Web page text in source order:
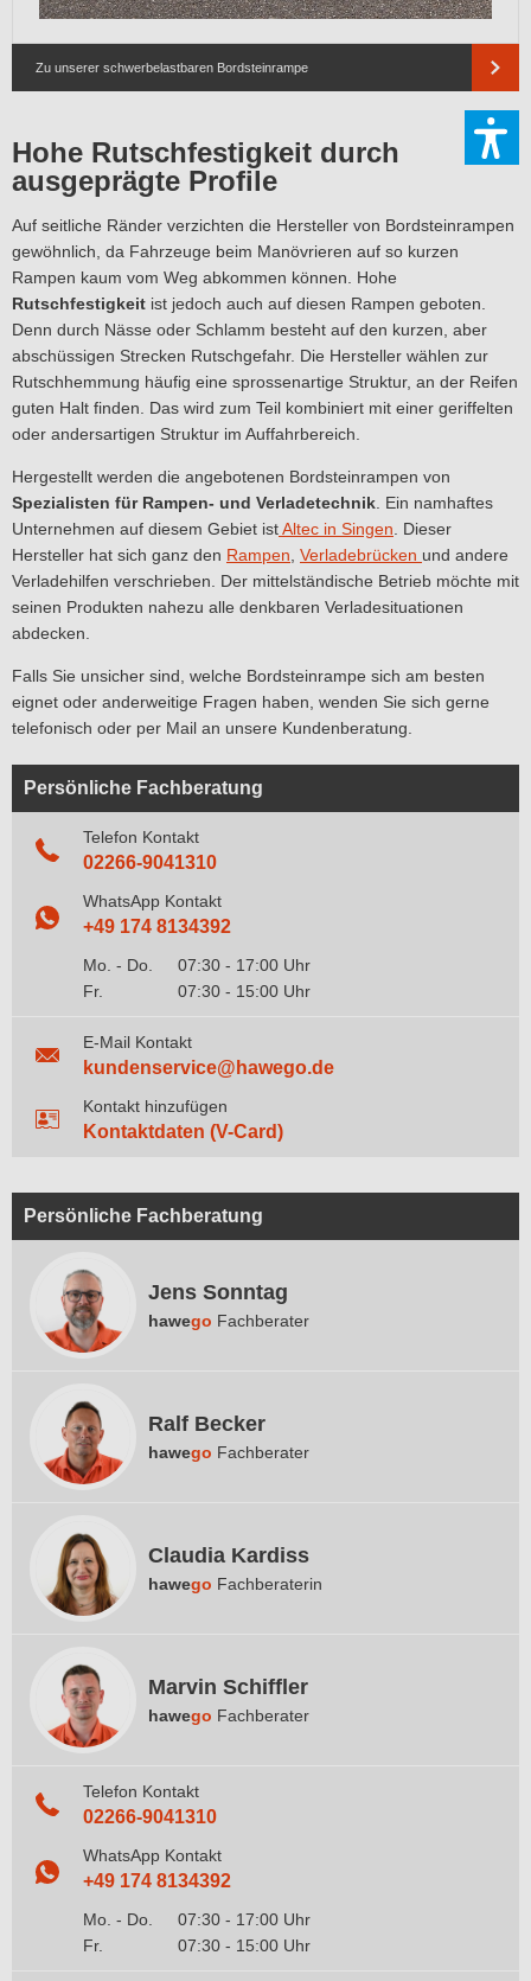
Persönliche Fachberatung
Jens Sonntag
hawego Fachberater
Ralf Becker
hawego Fachberater
Claudia Kardiss
hawego Fachberaterin
Marvin Schiffler
hawego Fachberater
Telefon Kontakt
02266-9041310
WhatsApp Kontakt
+49 174 8134392
Mo. - Do.
07:30 - 17:00 Uhr
Fr.
07:30 - 15:00 Uhr
Zu unserer schwerbelastbaren Bordsteinrampe
Hohe Rutschfestigkeit durch
ausgeprägte Profile
Auf seitliche Ränder verzichten die Hersteller von Bordsteinrampen
gewöhnlich, da Fahrzeuge beim Manövrieren auf so kurzen
Rampen kaum vom Weg abkommen können. Hohe
Rutschfestigkeit ist jedoch auch auf diesen Rampen geboten.
Denn durch Nässe oder Schlamm besteht auf den kurzen, aber
abschüssigen Strecken Rutschgefahr. Die Hersteller wählen zur
Rutschhemmung häufig eine sprossenartige Struktur, an der Reifen
guten Halt finden. Das wird zum Teil kombiniert mit einer geriffelten
oder andersartigen Struktur im Auffahrbereich.
Hergestellt werden die angebotenen Bordsteinrampen von
Spezialisten für Rampen- und Verladetechnik . Ein namhaftes
Unternehmen auf diesem Gebiet istAltec in Singen . Dieser
Hersteller hat sich ganz den Rampen Verladebrücken und andere
Verladehilfen verschrieben. Der mittelständische Betrieb möchte mit
seinen Produkten nahezu alle denkbaren Verladesituationen
abdecken.
Falls Sie unsicher sind, welche Bordsteinrampe sich am besten
eignet oder anderweitige Fragen haben, wenden Sie sich gerne
telefonisch oder per Mail an unsere Kundenberatung.
Persönliche Fachberatung
Telefon Kontakt
02266-9041310
WhatsApp Kontakt
+49 174 8134392
Mo. - Do.
07:30 - 17:00 Uhr
Fr.
07:30 - 15:00 Uhr
E-Mail Kontakt
kundenservice@hawego.de
Kontakt hinzufügen
Kontaktdaten (V-Card)